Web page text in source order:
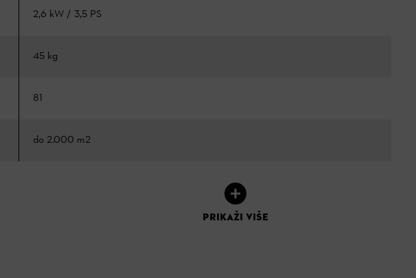
2,6 kW / 3,5 PS
45 kg
81
do 2.000 m2
PRIKAŽI VIŠE